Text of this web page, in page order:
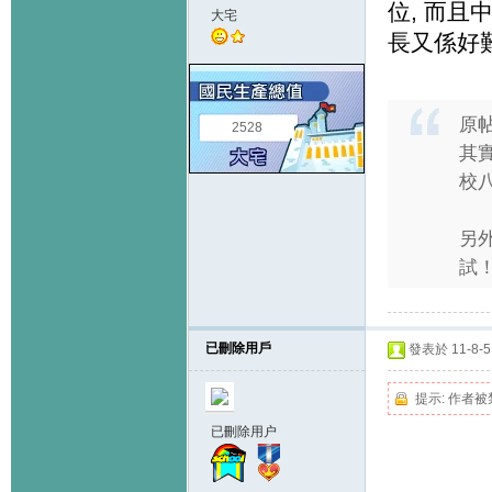
大宅
2528
位, 而且
長又係好
原
其
校
另
試
已刪除用戶
已刪除用户
發表於 11-8-
提示: 作者被